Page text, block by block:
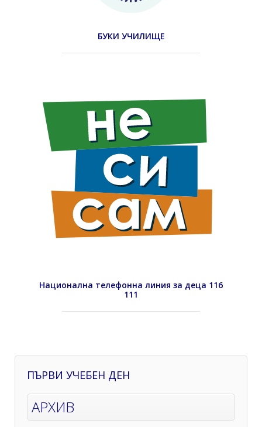
БУКИ УЧИЛИЩЕ
Национална телефонна линия за деца 116
111
ПЪРВИ УЧЕБЕН ДЕН
АРХИВ